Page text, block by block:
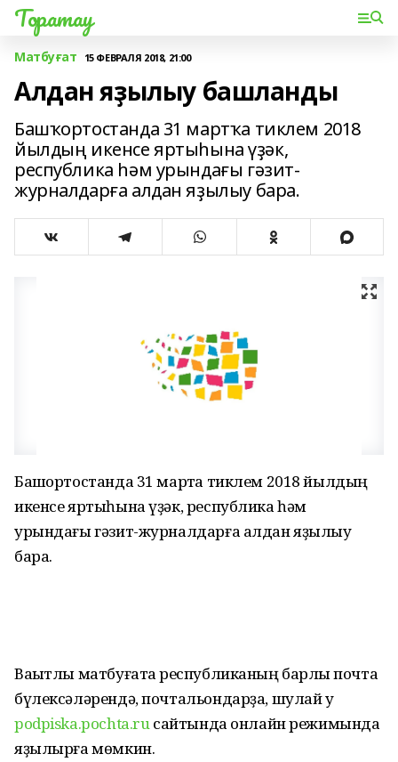
Торатау
Матбуғат 15 ФЕВРАЛЯ 2018, 21:00
Алдан яҙылыу башланды
Башҡортостанда 31 мартҡа тиклем 2018
йылдың икенсе яртыһына үҙәк,
республика һәм урындағы гәзит-
журналдарға алдан яҙылыу бара.
Башҡортостанда 31 мартҡа тиклем 2018 йылдың
икенсе яртыһына үҙәк, республика һәм
урындағы гәзит-журналдарға алдан яҙылыу
бара.
Ваҡытлы матбуғатҡа республиканың барлыҡ почта
бүлексәләрендә, почтальондарҙа, шулай уҡ
podpiska.pochta.ruсайтында онлайн режимында
яҙылырға мөмкин.